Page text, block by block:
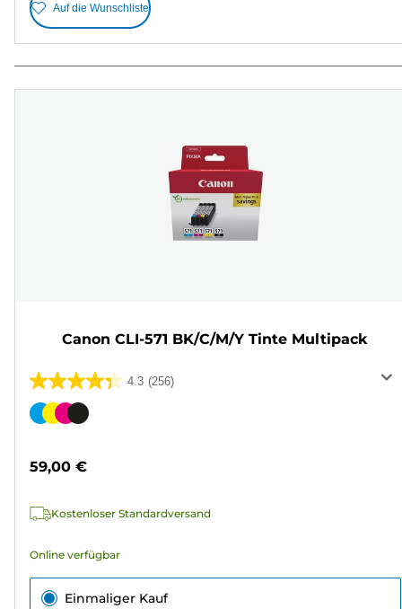
Auf die Wunschliste
Canon CLI-571 BK/C/M/Y Tinte Multipack
4.3 (256)
4.3
von
256
Farbpatrone
59,00 €
Kostenloser Standardversand
Online verfügbar
Einmaliger Kauf